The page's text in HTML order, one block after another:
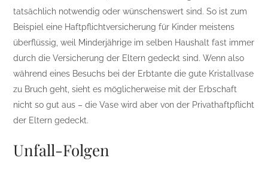
tatsächlich notwendig oder wünschenswert sind. So ist zum
Beispiel eine Haftpflichtversicherung für Kinder meistens
überflüssig, weil Minderjährige im selben Haushalt fast immer
durch die Versicherung der Eltern gedeckt sind. Wenn also
während eines Besuchs bei der Erbtante die gute Kristallvase
zu Bruch geht, sieht es möglicherweise mit der Erbschaft
nicht so gut aus – die Vase wird aber von der Privathaftpflicht
der Eltern gedeckt.
Unfall-Folgen